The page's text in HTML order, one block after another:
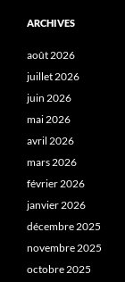
ARCHIVES
août 2026
juillet 2026
juin 2026
mai 2026
avril 2026
mars 2026
février 2026
janvier 2026
décembre 2025
novembre 2025
octobre 2025